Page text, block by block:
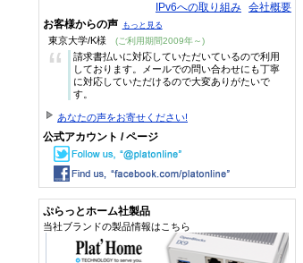
IPv6への取り組み 会社概要
お客様からの声 もっと見る
東京大学/K様 (ご利用期間2009年～)
“
請求書払いに対応していただいているので利用
しております。メールでの問い合わせにも丁寧
に対応していただけるので大変ありがたいで
す。
あなたの声をお寄せください!
公式アカウント / ページ
ぷらっとホーム社製品
当社ブランドの製品情報はこちら